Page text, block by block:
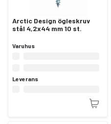
Arctic Design ögleskruv
stål 4,2x44 mm 10 st.
Varuhus
Leverans